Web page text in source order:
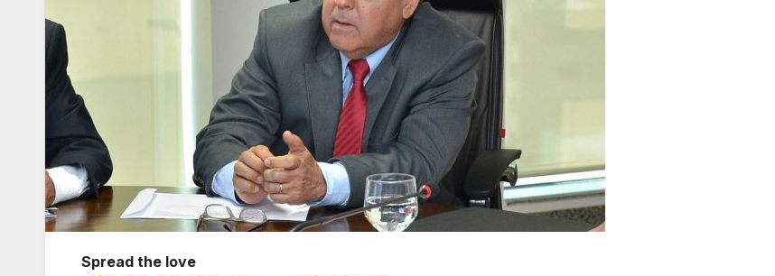
Spread the love